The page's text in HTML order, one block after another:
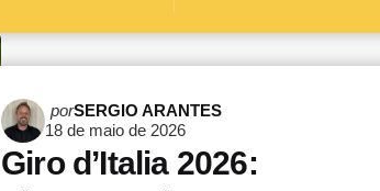
Postado
por
porSERGIO ARANTES
18 de maio de 2026
Giro d’Italia 2026: